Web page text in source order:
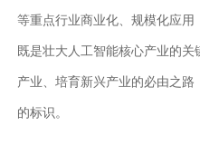
等重点行业商业化、规模化应
既是壮大人工智能核心产业的
产业、培育新兴产业的必由之
的标识。